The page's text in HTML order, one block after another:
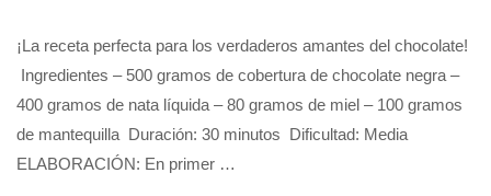
¡La receta perfecta para los verdaderos amantes del chocolate!
Ingredientes – 500 gramos de cobertura de chocolate negra –
400 gramos de nata líquida – 80 gramos de miel – 100 gramos
de mantequilla Duración: 30 minutos Dificultad: Media
ELABORACIÓN: En primer …